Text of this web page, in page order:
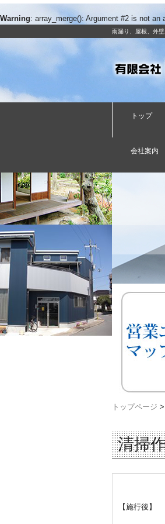
Warning: array_merge(): Argument #2 is not an
雨漏り、屋根、外
トップ
会社案内
トップページ >
清掃
【施行後】